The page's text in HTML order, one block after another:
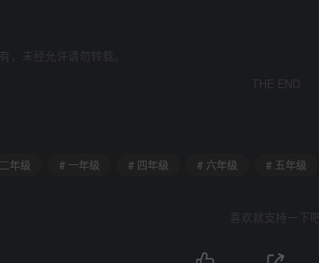
，未经允许请勿转载。
THE END
年级 # 一年级 # 四年级 # 六年级 # 五年级
喜欢就支持一下吧